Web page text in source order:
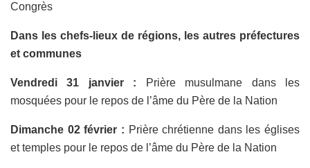
Congrès
Dans les chefs-lieux de régions, les autres préfectures
et communes
Vendredi 31 janvier :
Prière musulmane dans les
mosquées pour le repos de l’âme du Père de la Nation
Dimanche 02 février : Prière chrétienne dans les églises
et temples pour le repos de l’âme du Père de la Nation